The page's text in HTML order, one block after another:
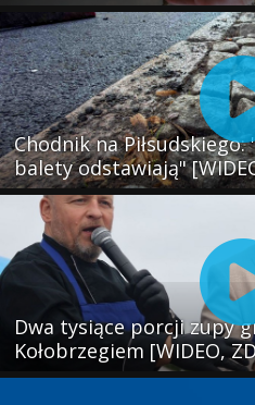
Chodnik na
balety odstawiają"
Dwa tysiące porcji zupy
Kołobrzegiem [WIDEO,